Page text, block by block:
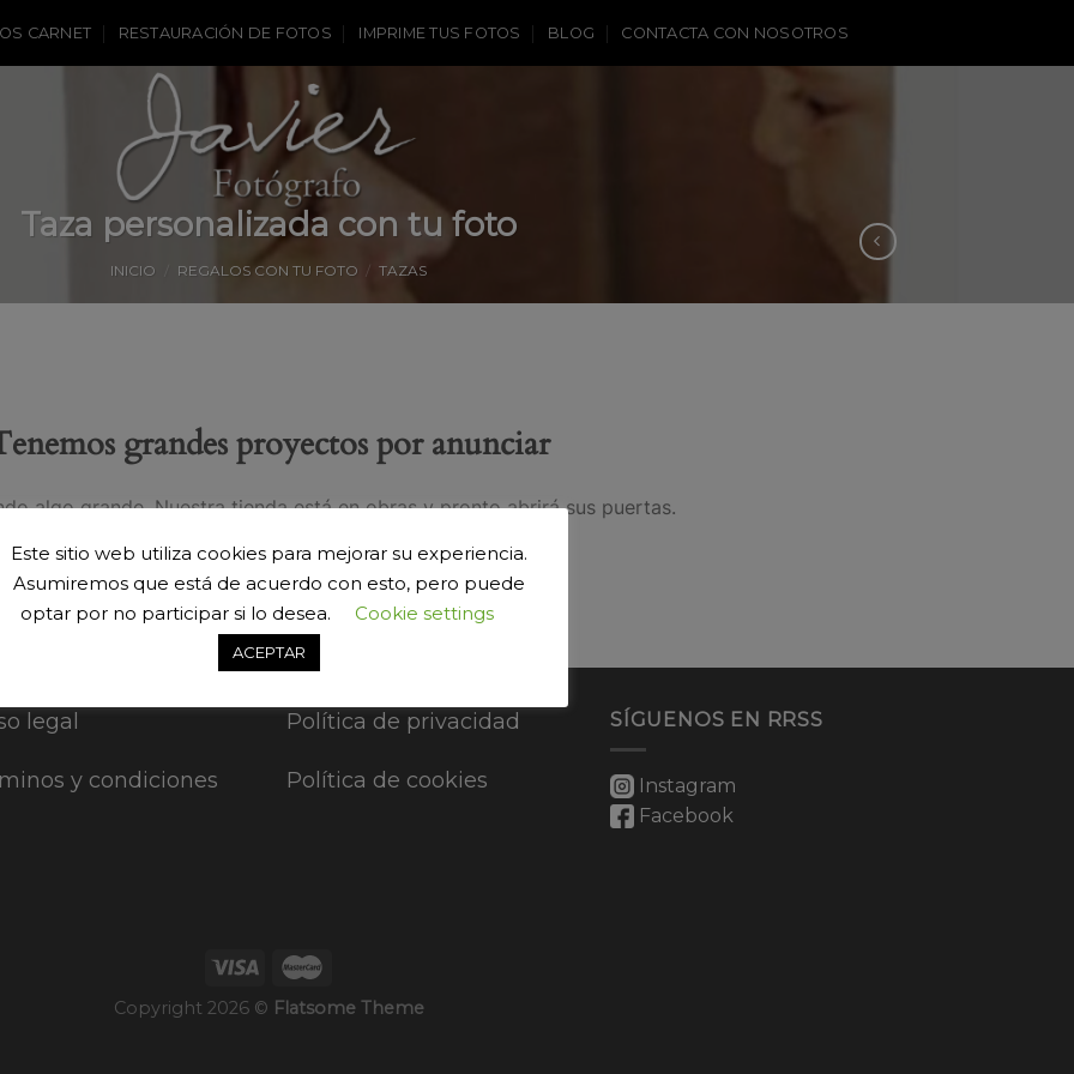
CARNET RESTAURACIÓN DE FOTOS IMPRIME TUS FOTOS BLOG CONTACTA CON NOSOTROS
Taza personalizada con tu foto
INICIO REGALOS CON TU FOTO / TAZAS
grandes proyectos por anunciar
algo grande. Nuestra tienda está en obras y pronto abrirá sus puertas.
legal
y condiciones
Política de privacidad
Política de cookies
SÍGUENOS EN RRSS
Instagram
Facebook
Copyright 2026 © Flatsome Theme
Este sitio web utiliza cookies para mejorar su experiencia.
Asumiremos que está de acuerdo con esto, pero puede
optar por no participar si lo desea.
Cookie settings
ACEPTAR